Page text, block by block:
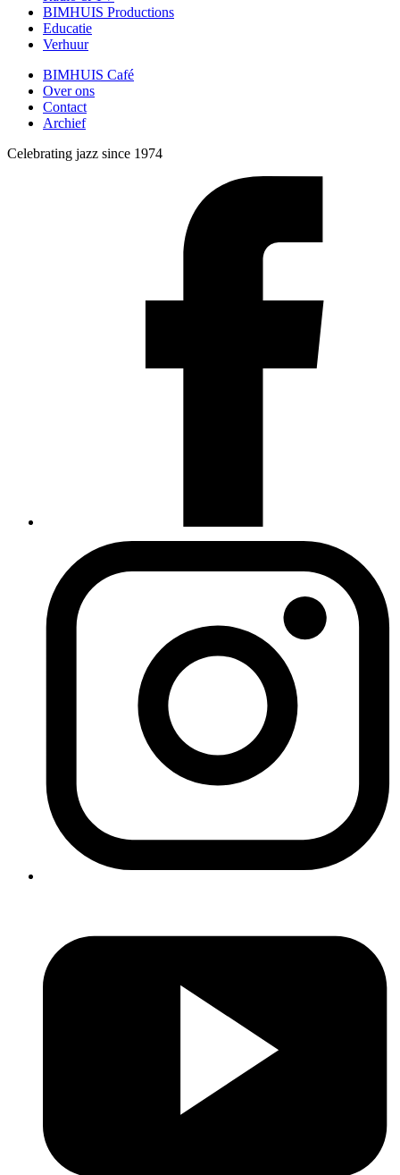
BIMHUIS Productions
Educatie
Verhuur
BIMHUIS Café
Over ons
Contact
Archief
Celebrating jazz since 1974